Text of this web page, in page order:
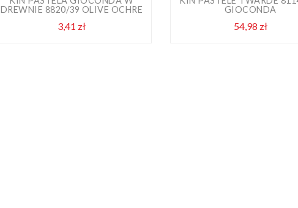
DREWNIE 8820/39 OLIVE OCHRE
3,41 złCena
GIOCONDA
54,98 złCena